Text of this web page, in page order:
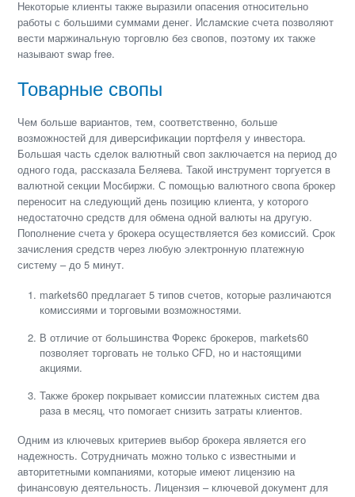
Некоторые клиенты также выразили опасения относительно
работы с большими суммами денег. Исламские счета позволяют
вести маржинальную торговлю без свопов, поэтому их также
называют swap free.
Товарные свопы
Чем больше вариантов, тем, соответственно, больше
возможностей для диверсификации портфеля у инвестора.
Большая часть сделок валютный своп заключается на период до
одного года, рассказала Беляева. Такой инструмент торгуется в
валютной секции Мосбиржи. С помощью валютного свопа брокер
переносит на следующий день позицию клиента, у которого
недостаточно средств для обмена одной валюты на другую.
Пополнение счета у брокера осуществляется без комиссий. Срок
зачисления средств через любую электронную платежную
систему – до 5 минут.
markets60 предлагает 5 типов счетов, которые различаются
комиссиями и торговыми возможностями.
В отличие от большинства Форекс брокеров, markets60
позволяет торговать не только CFD, но и настоящими
акциями.
Также брокер покрывает комиссии платежных систем два
раза в месяц, что помогает снизить затраты клиентов.
Одним из ключевых критериев выбор брокера является его
надежность. Сотрудничать можно только с известными и
авторитетными компаниями, которые имеют лицензию на
финансовую деятельность. Лицензия – ключевой документ для